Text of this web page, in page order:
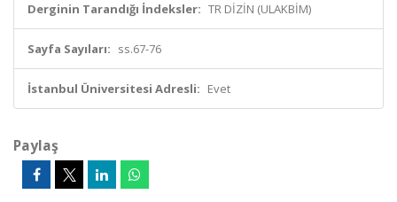
Derginin Tarandığı İndeksler: TR DİZİN (ULAKBİM)
Sayfa Sayıları: ss.67-76
İstanbul Üniversitesi Adresli: Evet
Paylaş